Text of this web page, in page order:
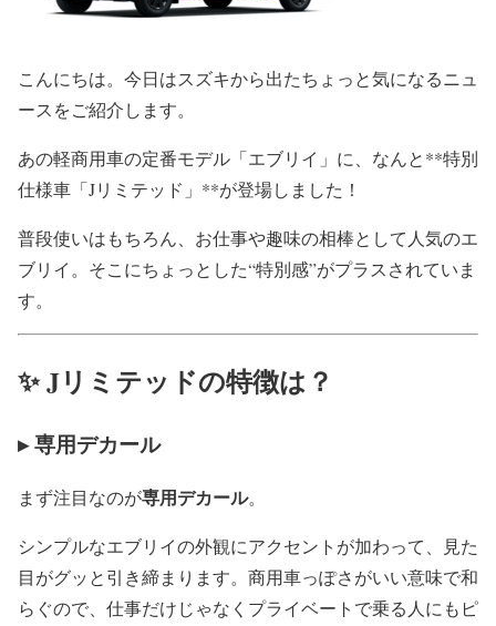
こんにちは。今日はスズキから出たちょっと気になるニュ
ースをご紹介します。
あの軽商用車の定番モデル「エブリイ」に、なんと**特別
仕様車「Jリミテッド」**が登場しました！
普段使いはもちろん、お仕事や趣味の相棒として人気のエ
ブリイ。そこにちょっとした“特別感”がプラスされていま
す。
✨ Jリミテッドの特徴は？
▸ 専用デカール
まず注目なのが専用デカール。
シンプルなエブリイの外観にアクセントが加わって、見た
目がグッと引き締まります。商用車っぽさがいい意味で和
らぐので、仕事だけじゃなくプライベートで乗る人にもピ